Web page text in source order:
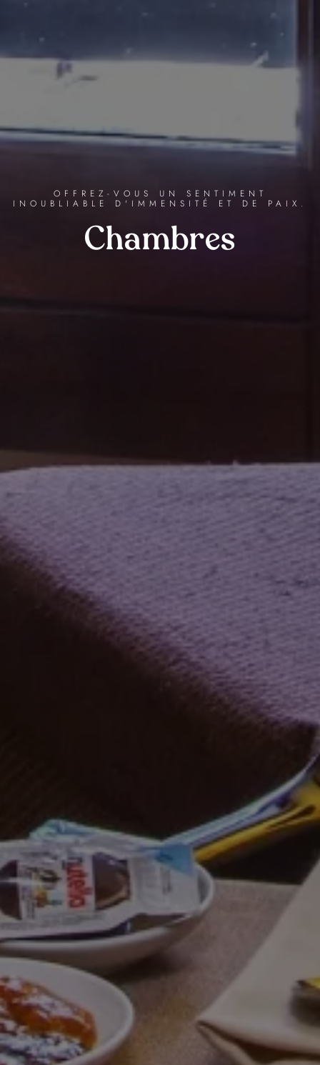
OFFREZ-VOUS UN SENTIMENT
INOUBLIABLE D'IMMENSITÉ ET DE PAIX.
Chambres